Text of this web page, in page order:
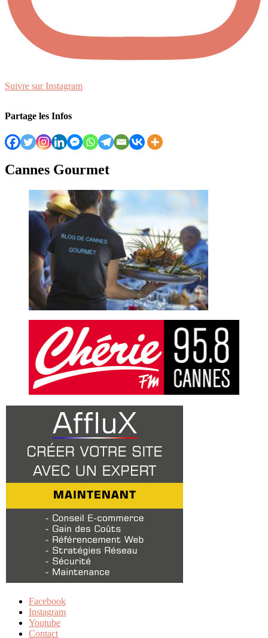
Suivre sur Instagram
Partage les Infos
Cannes Gourmet
Facebook
Instagram
Youtube
Contact